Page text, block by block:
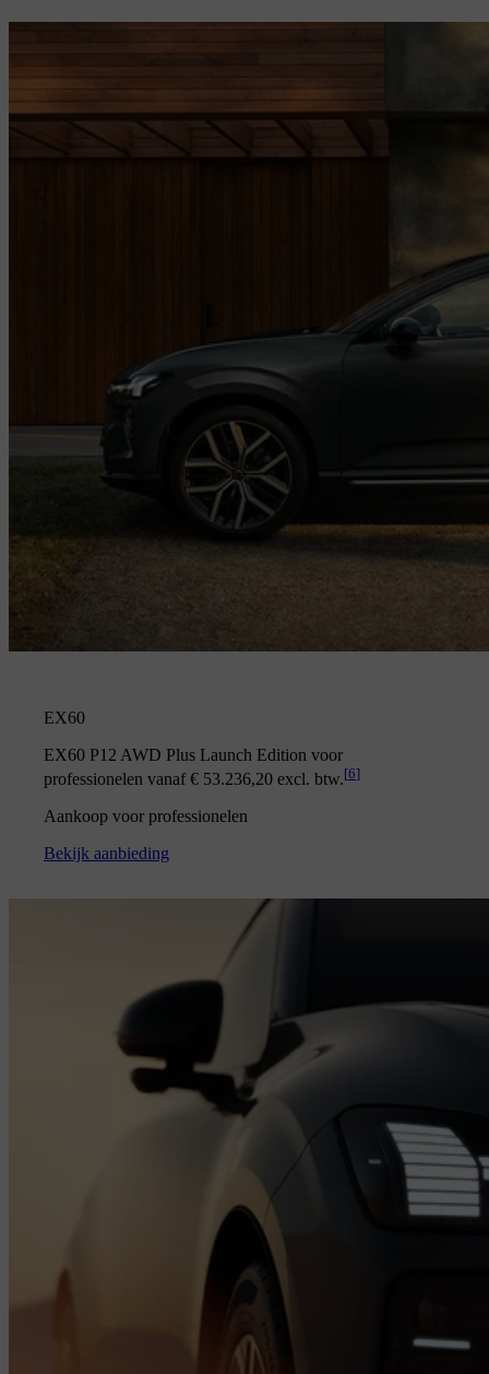
EX60
EX60 P12 AWD Plus Launch Edition voor
professionelen vanaf € 53.236,20 excl. btw.[6]
Aankoop voor professionelen
Bekijk aanbieding